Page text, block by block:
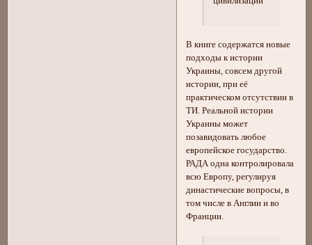
В книге содержатся новые
подходы к истории
Украины, совсем другой
истории, при её
практическом отсутствии в
ТИ. Реальной истории
Украины может
позавидовать любое
европейское государство.
РАДА одна контролировала
всю Европу, регулируя
династические вопросы, в
том числе в Англии и во
Франции.